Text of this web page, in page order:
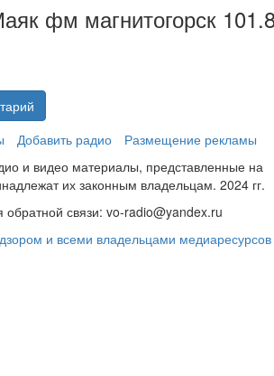
фм магнитогорск
Добавить радио
Размещение рекламы
и видео материалы, представленные на
их законным владельцам. 2024 гг.
обратной связи: vo-radio@yandex.ru
и всеми владельцами медиаресурсов